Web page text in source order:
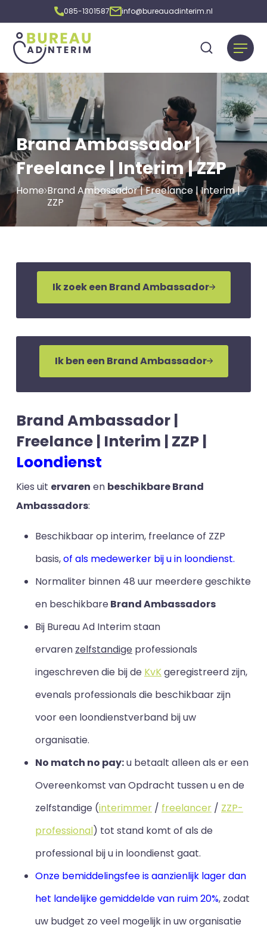
085-1301587 info@bureauadinterim.nl
Brand Ambassador |
Freelance | Interim | ZZP
Home Brand Ambassador | Freelance | Interim |
ZZP
Ik zoek een Brand Ambassador
Ik ben een Brand Ambassador
Brand Ambassador |
Freelance | Interim | ZZP |
Loondienst
Kies uit ervaren en beschikbare Brand
Ambassadors:
Beschikbaar op interim, freelance of ZZP
basis,of als medewerker bij u in loondienst.
Normaliter binnen 48 uur meerdere geschikte
en beschikbareBrand Ambassadors
Bij Bureau Ad Interim staan
ervaren zelfstandige professionals
ingeschreven die bij de KvKgeregistreerd zijn,
evenals professionals die beschikbaar zijn
voor een loondienstverband bij uw
organisatie.
No match no pay:u betaalt alleen als er een
Overeenkomst van Opdracht tussen u en de
zelfstandige (interimmer / freelancer / ZZP-
professional) tot stand komt of als de
professional bij u in loondienst gaat.
Onze bemiddelingsfee is aanzienlijk lager dan
het landelijke gemiddelde van ruim 20%, zodat
uw budget zo veel mogelijk in uw organisatie